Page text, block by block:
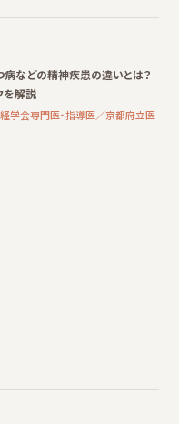
病などの精神疾患の違いとは？
を解説
学会専門医・指導医／京都府立医